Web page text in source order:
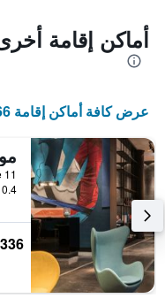
أماكن إقامة
عرض كافة أماكن إقامة 166
0.4 كيلومتر عن وسط المدينة
336 ﷼